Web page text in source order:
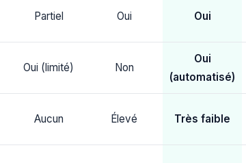
Partiel Oui Oui
Oui (limité) Non
Oui
(automatisé)
Aucun Élevé Très faible